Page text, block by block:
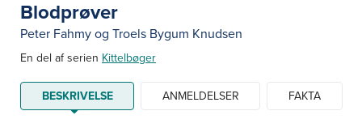
Blodprøver
Peter Fahmy og Troels Bygum Knudsen
En del af serien Kittelbøger
BESKRIVELSE ANMELDELSER FAKTA